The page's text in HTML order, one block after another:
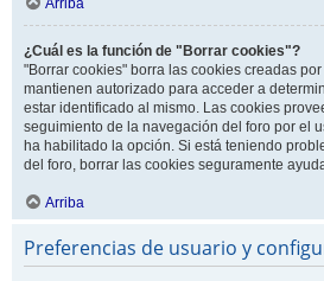
Arriba
¿Cuál es la función de "Borrar cookies"?
"Borrar cookies" borra las cookies creadas
mantienen autorizado para acceder a
estar identificado al mismo. Las cookies
seguimiento de la navegación del foro por el
ha habilitado la opción. Si está teniendo
del foro, borrar las cookies seguramente
Arriba
Preferencias de usuario y